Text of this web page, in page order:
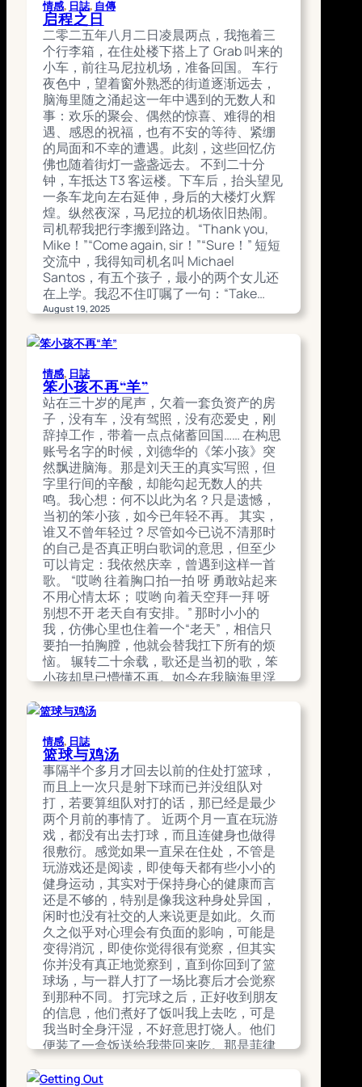
间回不去了。A：正因为回不去，所以你后
悔才没意义啊。B：我……自然知道，可就
是控制不住啊！ 其实，时间一去不返的道
理大家都懂，但身处痛苦中的人却很难放
下对过去的执念。越是执着，越容易陷入
反刍的循环，被过去蚕食，同时也对未来
感到焦虑甚至绝望。久而久之，成了心
病，严重些的，可能还会发展成一些原因
不明的躯体疾病。 与其一遍遍追问“当初为
什么没好好把握”，不如静下心来想一
想：“现在我还能做些什么？” 然而，当你
真的尝试静下心时，却往往发现并不容
易：不是在不知不觉间又回到过去，就是
开始担忧未来。 如果你也有这样的困扰，
下面有一个小方法，或许能帮助你立刻回
到当下： 找一个“驻眼点”，它可以是墙上
的一个小点、远处的一座山、一盏灯、一
扇门的把手，甚至是一棵树的树尖。把目
光专注地停留在它上面。你会发现，当注
意力集中在这个点时，脑海里的噪音会慢
到自己的身体——心跳的节奏、呼吸的起
回到现实了。
August 22, 2025
情感, 日誌, 自傳
启程之日
二零二五年八月二日凌晨两点，我拖着三
个行李箱，在住处楼下搭上了 Grab 叫来的
小车，前往马尼拉机场，准备回国。 车行
夜色中，望着窗外熟悉的街道逐渐远去，
脑海里随之涌起这一年中遇到的无数人和
事：欢乐的聚会、偶然的惊喜、难得的相
遇、感恩的祝福，也有不安的等待、紧绷
的局面和不幸的遭遇。此刻，这些回忆仿
佛也随着街灯一盏盏远去。 不到二十分
钟，车抵达 T3 客运楼。下车后，抬头望见
一条车龙向左右延伸，身后的大楼灯火辉
煌。纵然夜深，马尼拉的机场依旧热闹。
司机帮我把行李搬到路边。“Thank you,
Mike！”“Come again, sir！”“Sure！” 短短
交流中，我得知司机名叫 Michael
Santos，有五个孩子，最小的两个女儿还
在上学。我忍不住叮嘱了一句：“Take…
August 19, 2025
情感, 日誌
笨小孩不再“羊”
站在三十岁的尾声，欠着一套负资产的房
子，没有车，没有驾照，没有恋爱史，刚
辞掉工作，带着一点点储蓄回国…… 在构思
账号名字的时候，刘德华的《笨小孩》突
然飘进脑海。那是刘天王的真实写照，但
字里行间的辛酸，却能勾起无数人的共
鸣。我心想：何不以此为名？只是遗憾，
当初的笨小孩，如今已年轻不再。 其实，
谁又不曾年轻过？尽管如今已说不清那时
的自己是否真正明白歌词的意思，但至少
可以肯定：我依然庆幸，曾遇到这样一首
歌。 “哎哟 往着胸口拍一拍 呀 勇敢站起来
不用心情太坏； 哎哟 向着天空拜一拜 呀
别想不开 老天自有安排。” 那时小小的
我，仿佛心里也住着一个“老天”，相信只
要拍一拍胸膛，他就会替我扛下所有的烦
恼。 辗转二十余载，歌还是当初的歌，笨
小孩却早已懵懂不再。如今在我脑海里浮
August 10, 2025
情感, 日誌
篮球与鸡汤
事隔半个多月才回去以前的住处打篮球，
而且上一次只是射下球而已并没组队对
打，若要算组队对打的话，那已经是最少
两个月前的事情了。 近两个月一直在玩游
戏，都没有出去打球，而且连健身也做得
很敷衍。感觉如果一直呆在住处，不管是
玩游戏还是阅读，即使每天都有些小小的
健身运动，其实对于保持身心的健康而言
还是不够的，特别是像我这种身处异国，
闲时也没有社交的人来说更是如此。久而
久之似乎对心理会有负面的影响，可能是
变得消沉，即使你觉得很有觉察，但其实
你并没有真正地觉察到，直到你回到了篮
球场，与一群人打了一场比赛后才会觉察
到那种不同。 打完球之后，正好收到朋友
的信息，他们煮好了饭叫我上去吃，可是
我当时全身汗湿，不好意思打饶人。他们
便装了一盒饭送给我带回来吃。那是菲律
饭，我很快就吃完了，比外面买的强太多